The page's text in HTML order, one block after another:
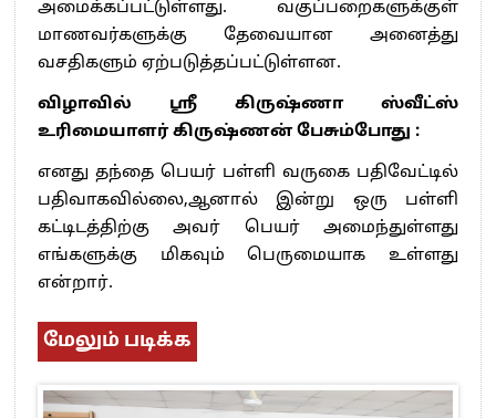
அமைக்கப்பட்டுள்ளது. வகுப்பறைகளுக்குள்
மாணவர்களுக்கு தேவையான அனைத்து
வசதிகளும் ஏற்படுத்தப்பட்டுள்ளன.
விழாவில் ஸ்ரீ கிருஷ்ணா ஸ்வீட்ஸ்
உரிமையாளர் கிருஷ்ணன் பேசும்போது :
எனது தந்தை பெயர் பள்ளி வருகை பதிவேட்டில்
பதிவாகவில்லை,ஆனால் இன்று ஒரு பள்ளி
கட்டிடத்திற்கு அவர் பெயர் அமைந்துள்ளது
எங்களுக்கு மிகவும் பெருமையாக உள்ளது
என்றார்.
மேலும் படிக்க